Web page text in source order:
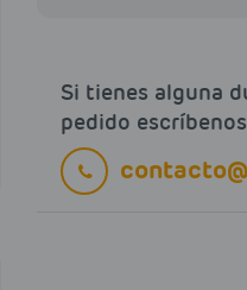
Si tienes alguna
pedido